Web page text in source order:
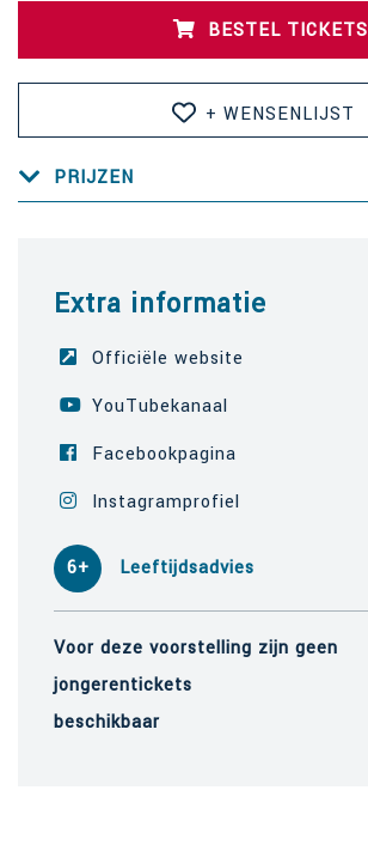
BESTEL TICKETS
+ WENSENLIJST
PRIJZEN
Extra informatie
Officiële website
YouTubekanaal
Facebookpagina
Instagramprofiel
6+ Leeftijdsadvies
Voor deze voorstelling zijn geen
jongerentickets
beschikbaar